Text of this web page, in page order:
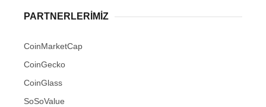
PARTNERLERIMIZ
CoinMarketCap
CoinGecko
CoinGlass
SoSoValue